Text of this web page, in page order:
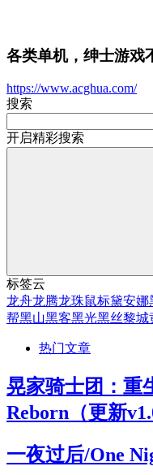
各类单机，绅士游戏
https://www.acghua.com/
搜索
开启精彩搜索
标签云
龙舟龙腾龙珠鼠标黛安娜
帮黑山黑客黑光黑丝黎城
热门文章
晃家骑士团：重
Reborn（更新
一夜过后/One